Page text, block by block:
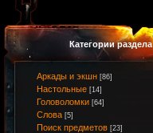
Категории раздела
Аркады и экшн [86]
Настольные [14]
Головоломки [64]
Слова [5]
Поиск предметов [23]